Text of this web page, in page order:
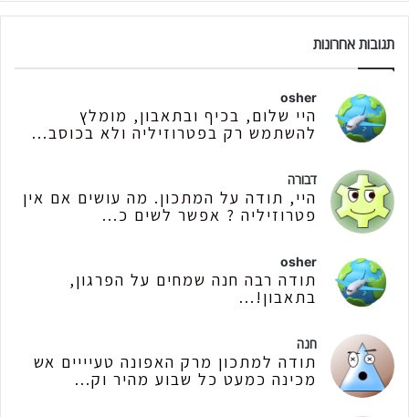
תגובות אחרונות
osher
היי שלום, בכיף ובתאבון, מומלץ
להשתמש רק בפטרוזיליה ולא בכוסב...
דבורה
היי, תודה על המתכון. מה עושים אם אין
פטרוזיליה ? אפשר לשים כ...
osher
תודה רבה חנה שמחים על הפרגון,
בתאבון!...
חנה
תודה למתכון מרק האפונה טעיייים אש
מכינה כמעט כל שבוע מהיר וק...